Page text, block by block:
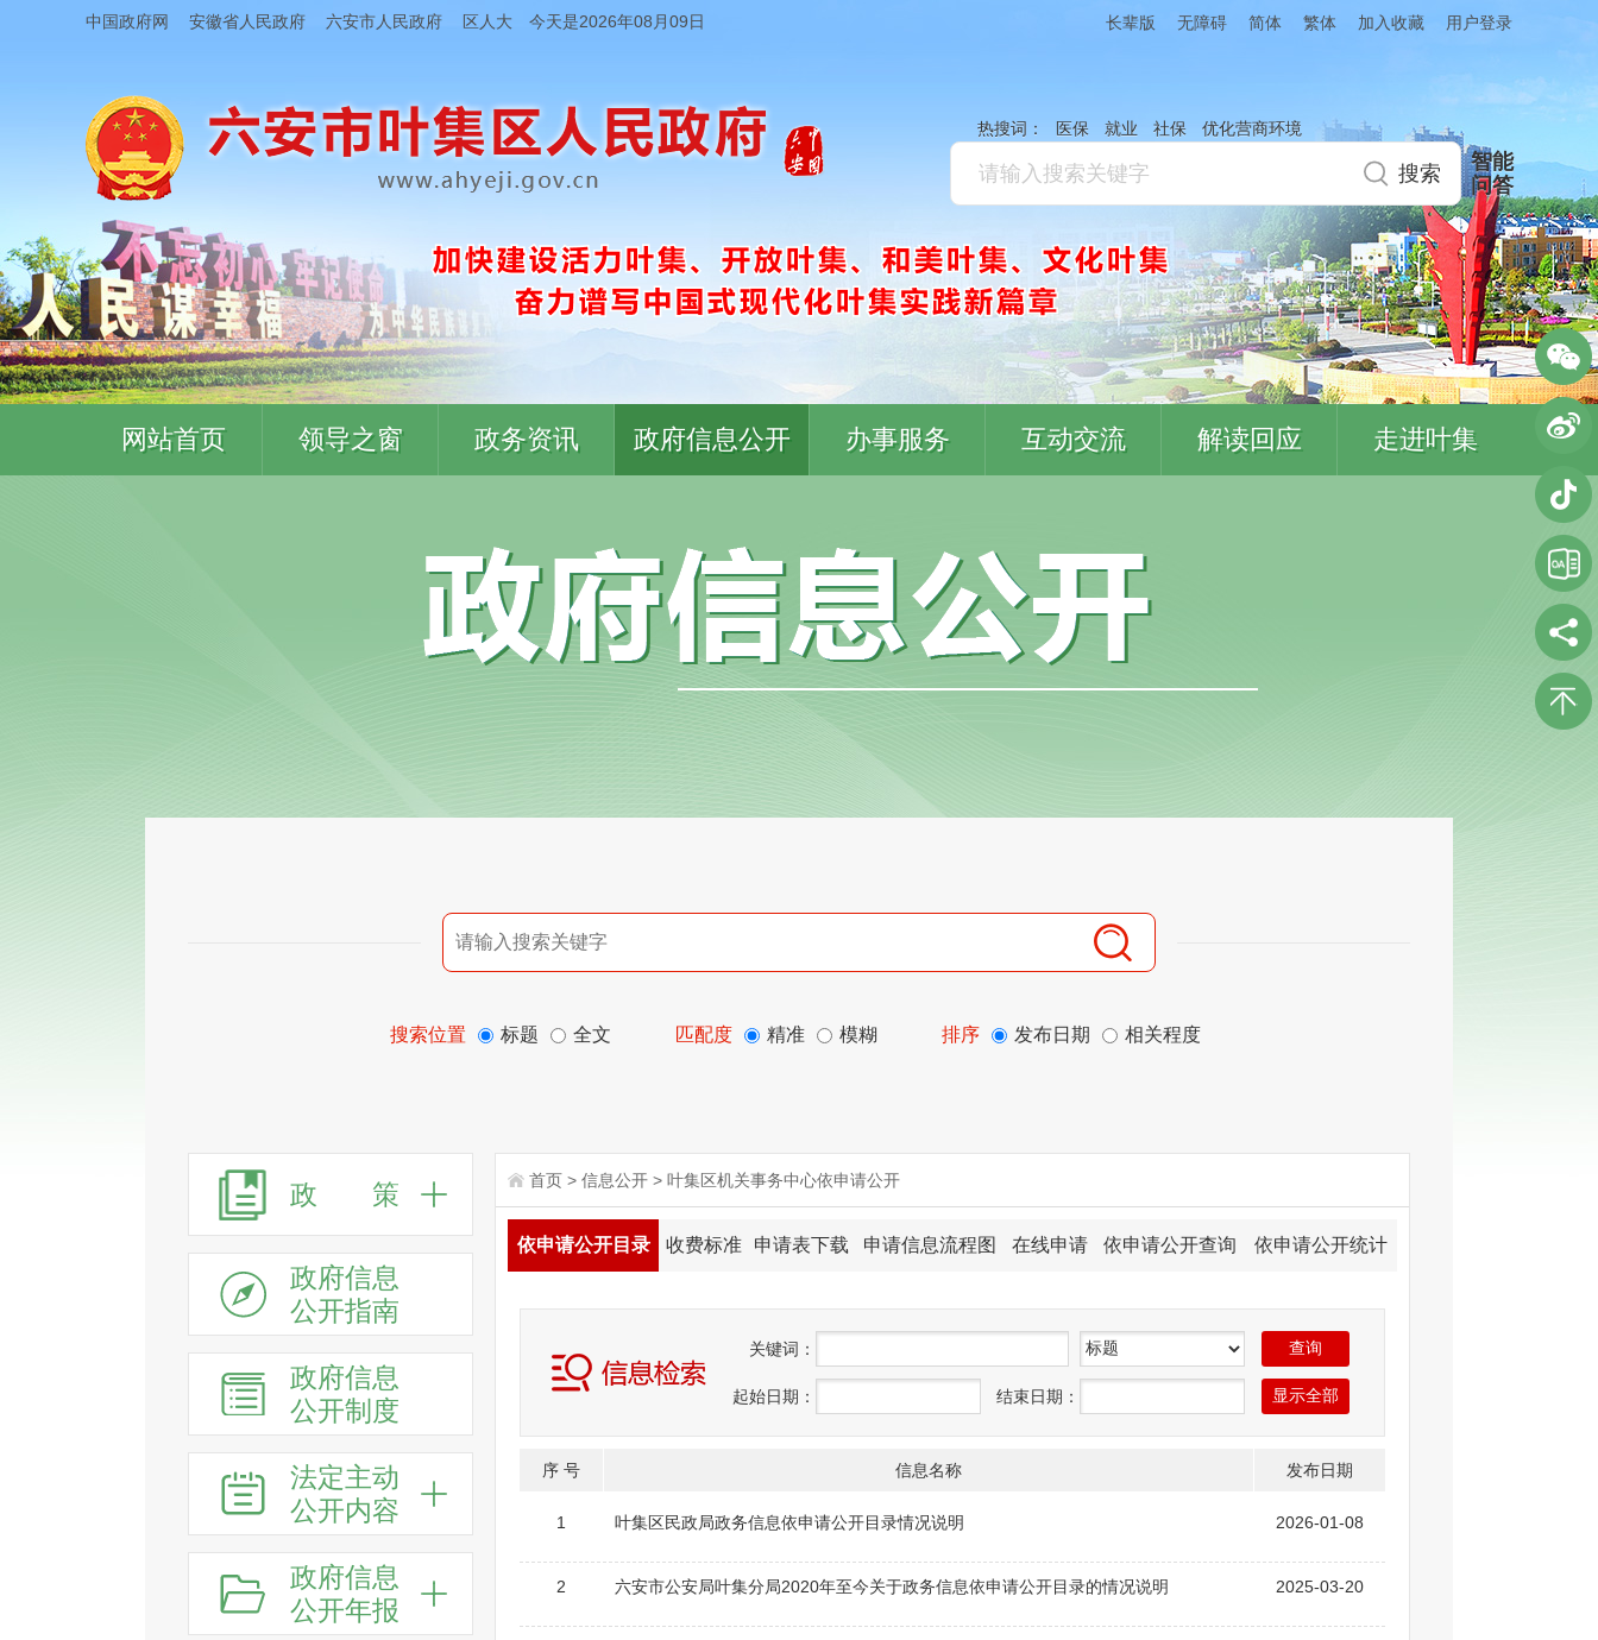
中国政府网 安徽省人民政府 六安市人民政府 区人大 今天是2026年08月09日 长辈版 无障碍 简体 繁体 加入收藏 用户登录
热搜词： 医保 就业 社保 优化营商环境
智能
问答
网站首页 领导之窗 政务资讯 政府信息公开 办事服务 互动交流 解读回应 走进叶集
搜索位置 标题 全文 匹配度 精准 模糊 排序 发布日期 相关程度
政 策
政府信息
公开指南
政府信息
公开制度
法定主动
公开内容
政府信息
公开年报
首页 > 信息公开 > 叶集区机关事务中心依申请公开
依申请公开目录 收费标准 申请表下载 申请信息流程图 在线申请 依申请公开查询 依申请公开统计
关键词：
起始日期： 结束日期：
发布日期
序 号 信息名称
2026-01-08
1 叶集区民政局政务信息依申请公开目录情况说明
2025-03-20
2 六安市公安局叶集分局2020年至今关于政务信息依申请公开目录的情况说明